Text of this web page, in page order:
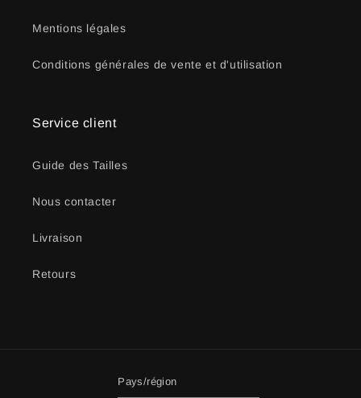
Mentions légales
Conditions générales de vente et d'utilisation
Service client
Guide des Tailles
Nous contacter
Livraison
Retours
Pays/région